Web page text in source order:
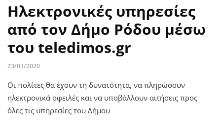
Ηλεκτρονικές υπηρεσίες
από τον Δήμο Ρόδου μέσω
του teledimos.gr
23/03/2020
Οι πολίτες θα έχουν τη δυνατότητα, να πληρώσουν
ηλεκτρονικά οφειλές και να υποβάλλουν αιτήσεις προς
όλες τις υπηρεσίες του Δήμου